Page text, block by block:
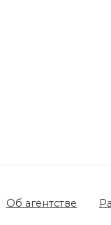
Об агентстве